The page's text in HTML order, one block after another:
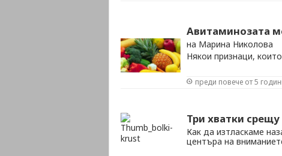
Авитаминозата
на Марина Николова
Някои признаци,
преди повече от 5
Три хватки
Как да изтласкаме
центъра на